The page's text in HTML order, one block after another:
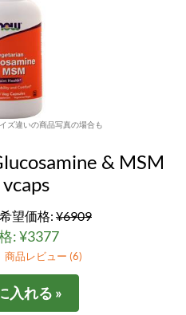
ズ違いの商品写真の場合も
& MSM
望価格: ¥6909
: ¥3377
商品レビュー (6)
入れる »